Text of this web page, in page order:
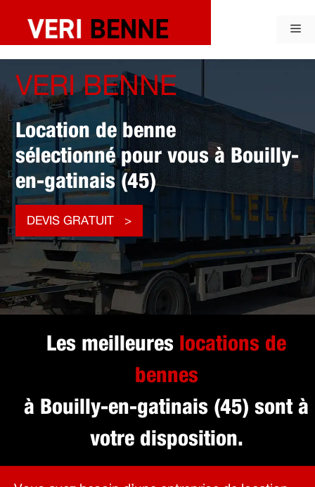
contenu
VERI BENNE
Location de benne
sélectionné pour vous à Bouilly-
en-gatinais (45)
DEVIS GRATUIT
Les meilleures locations de
bennes
à Bouilly-en-gatinais (45) sont à
votre disposition.